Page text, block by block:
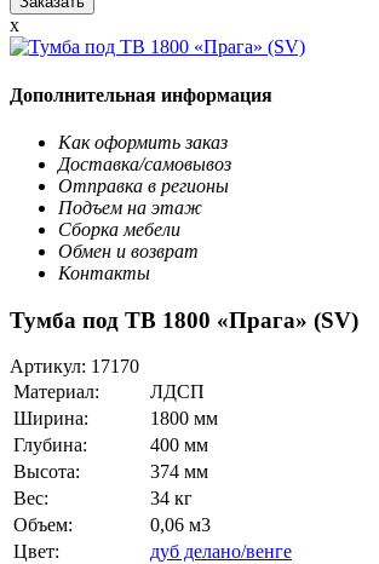
x
Дополнительная информация
Как оформить заказ
Доставка/самовывоз
Отправка в регионы
Подъем на этаж
Сборка мебели
Обмен и возврат
Контакты
Тумба под ТВ 1800 «Прага» (SV)
Артикул: 17170
Материал:
ЛДСП
Ширина:
1800 мм
Глубина:
400 мм
Высота:
374 мм
Вес:
34 кг
Объем:
0,06 м3
Цвет:
дуб делано/венге